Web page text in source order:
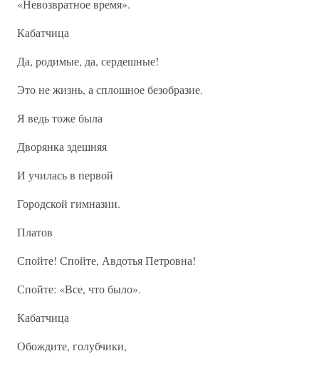
«Невозвратное время».
Кабатчица
Да, родимые, да, сердешные!
Это не жизнь, а сплошное безобразие.
Я ведь тоже была
Дворянка здешняя
И училась в первой
Городской гимназии.
Платов
Спойте! Спойте, Авдотья Петровна!
Спойте: «Все, что было».
Кабатчица
Обождите, голубчики,